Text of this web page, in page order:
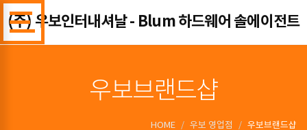
(주) 우보인터내셔날 - Blum 하드웨어 솔에이전트
우보브랜드샵
HOME 우보 영업점 우보브랜드샵